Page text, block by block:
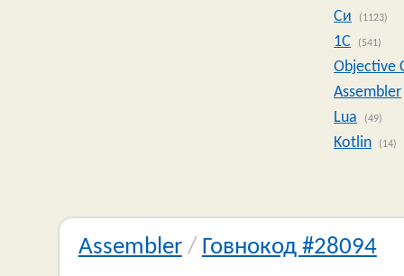
Си
(1123)
1C (541)
Objective
Assembler
Lua
(49)
Kotlin (14)
Assembler/ Говнокод #28094